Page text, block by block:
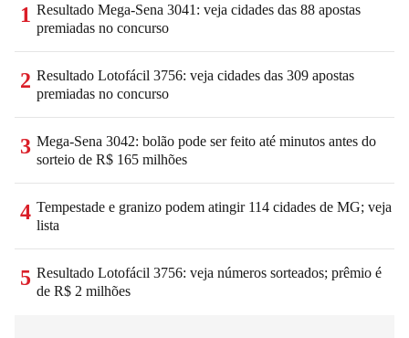
1 Resultado Mega-Sena 3041: veja cidades das 88 apostas
premiadas no concurso
2 Resultado Lotofácil 3756: veja cidades das 309 apostas
premiadas no concurso
3 Mega-Sena 3042: bolão pode ser feito até minutos antes do
sorteio de R$ 165 milhões
4 Tempestade e granizo podem atingir 114 cidades de MG; veja
lista
5 Resultado Lotofácil 3756: veja números sorteados; prêmio é
de R$ 2 milhões